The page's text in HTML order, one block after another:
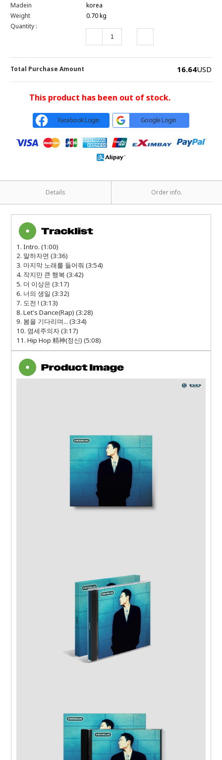
Madein
korea
Weight
0.70 kg
Quantity :
Total Purchase Amount 16.64USD
This product has been out of stock.
Facebook Login Google Login
Details Order info.
1. Intro. (1:00)
2. 말하자면 (3:36)
3. 마지막 노래를 들어줘 (3:54)
4. 작지만 큰 행복 (3:42)
5. 더 이상은 (3:17)
6. 너의 생일 (3:32)
7. 도전 ! (3:13)
8. Let's Dance(Rap) (3:28)
9. 봄을 기다리며... (3:34)
10. 염세주의자 (3:17)
11. Hip Hop 精神(정신) (5:08)